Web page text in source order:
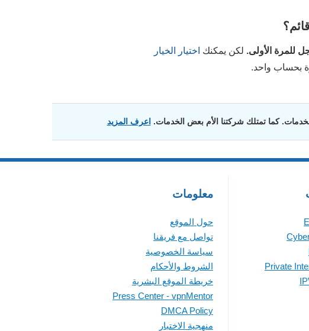
للمرة الأولى. لكن يمكنك اختيار الخيار
كما تمتلك شركتنا الأم بعض الخدمات. اعرف المزيد
معلومات
حول الموقع
تواصل مع فريقنا
سياسة الخصوصية
الشروط والأحكام
خريطة الموقع البشرية
Press Center - vpnMentor
DMCA Policy
منهجية الاختبار